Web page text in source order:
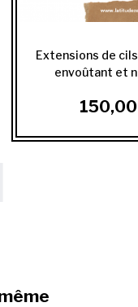
Extensions de
envoûtant et